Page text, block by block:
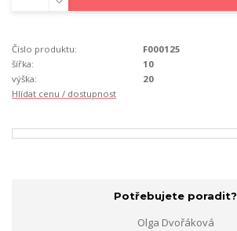
Číslo produktu:
F000125
šířka:
10
výška:
20
Hlídat cenu / dostupnost
Potřebujete poradit?
Olga Dvořáková